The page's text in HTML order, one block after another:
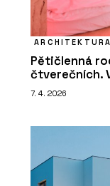
ARCHITEKTURA
Pětičlenná
čtverečních.
7. 4. 2026